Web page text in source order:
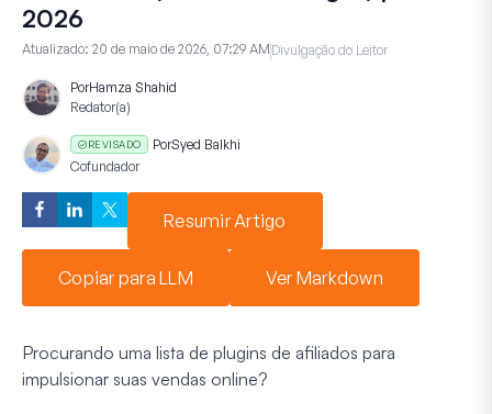
2026
Atualizado: 20 de maio de 2026, 07:29 AM Divulgação do Leitor
PorHamza Shahid
Redator(a)
REVISADO PorSyed Balkhi
Cofundador
Resumir Artigo
Copiar para LLM Ver Markdown
Procurando uma lista de plugins de afiliados para
impulsionar suas vendas online?